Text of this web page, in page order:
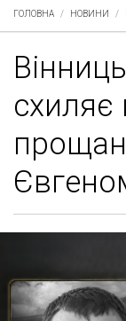
ГОЛОВНА НОВИНИ
схиляє